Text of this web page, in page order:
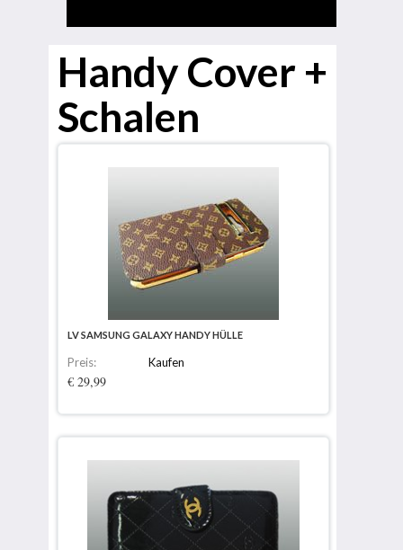
Handy Cover +
Schalen
LV SAMSUNG GALAXY HANDY HÜLLE
Preis:
€ 29,99
Kaufen